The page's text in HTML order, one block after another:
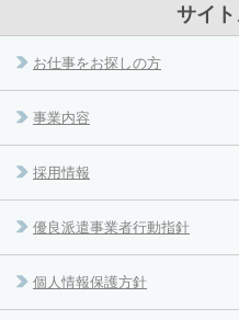
サイ
お仕事をお探しの方
事業内容
採用情報
優良派遣事業者行動指針
個人情報保護方針